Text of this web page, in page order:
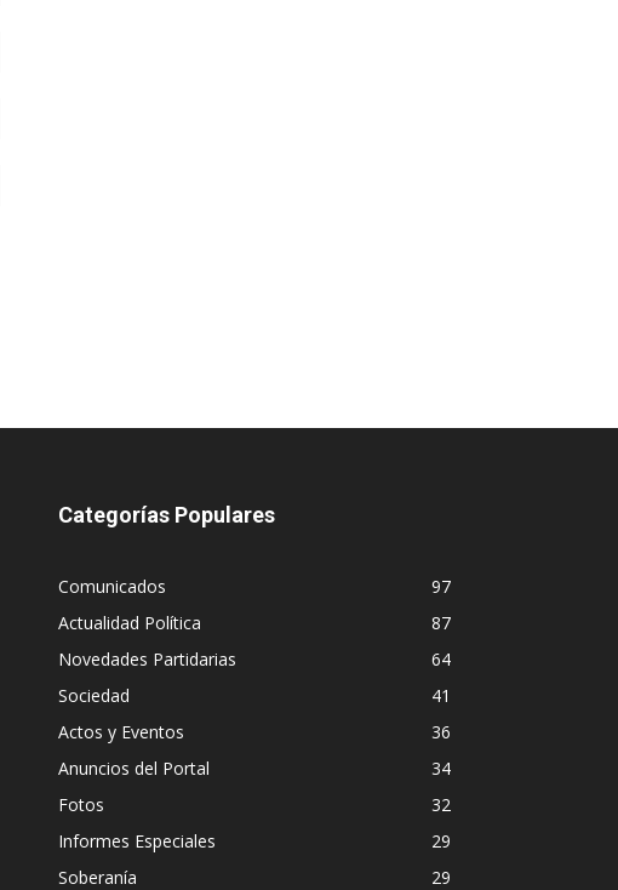
Categorías Populares
Comunicados
97
Actualidad Política
87
Novedades Partidarias
64
Sociedad
41
Actos y Eventos
36
Anuncios del Portal
34
Fotos
32
Informes Especiales
29
Soberanía
29